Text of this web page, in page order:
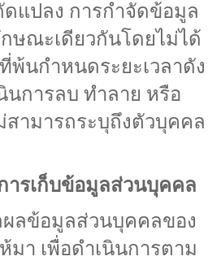
ดแปลง การกำจัดข้อมูล
ษณะเดียวกันโดยไม่ได้
นกำหนดระยะเวลาดัง
นการลบ ทำลาย หรือ
ามารถระบุถึงตัวบุคคล
ารเก็บข้อมูลส่วนบุคคล
ข้อมูลส่วนบุคคลของ
า เพื่อดำเนินการตาม